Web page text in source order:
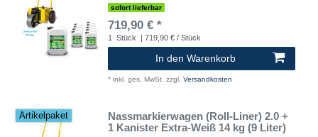
sofort lieferbar
719,90 € *
1 Stück | 719,90 € / Stück
In den Warenkorb
* inkl. ges. MwSt. zzgl. Versandkosten
Artikelpaket
Nassmarkierwagen (Roll-Liner) 2.0 +
1 Kanister Extra-Weiß 14 kg (9 Liter)